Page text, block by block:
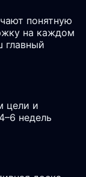
понятную
на каждом
главный
цели и
недель